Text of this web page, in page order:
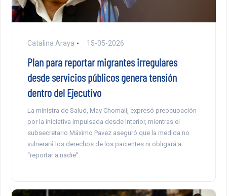
Catalina Araya 15-05-2026
Plan para reportar migrantes irregulares
desde servicios públicos genera tensión
dentro del Ejecutivo
La ministra de Salud, May Chomalí, expresó preocupación
por la iniciativa impulsada desde Interior, mientras el
subsecretario Máximo Pavez aseguró que la medida no
vulnerará los derechos de los pacientes ni obligará a
“reportar a nadie”.